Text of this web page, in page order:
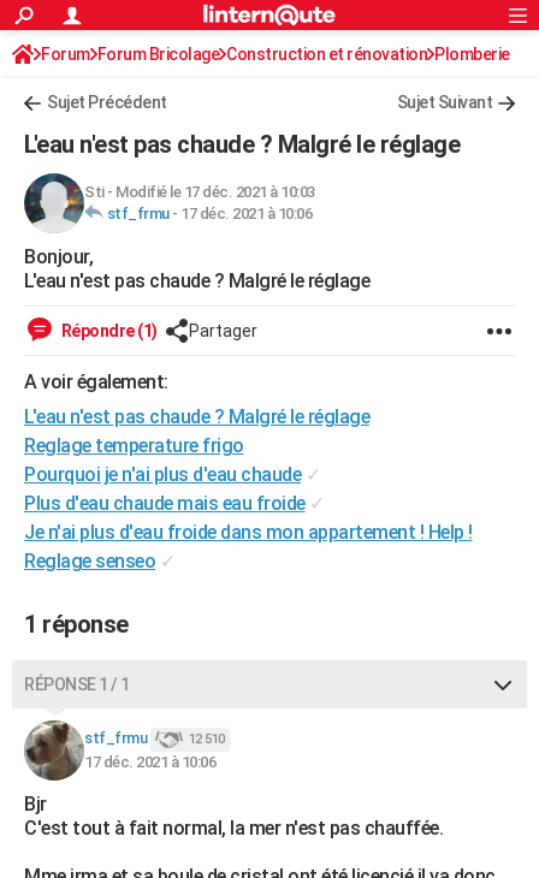
ACTUALITÉS
Politique
Société
Faits Divers
Education
Monde
Villes
+
FINANCE
Retraite
Impôts
Epargne
Immobilier
Risques naturels par ville
Banque
Assurance
Crédit
AUTO
Essais
Réserver un essai
Citadines
Berlines
SUV
Forum auto
+HIGH-TECH
Mobiles
Meilleur smartphone
Internet
Ordinateurs
Jeux vidéo
Guide high-tech
BRICOLAGE
WEEK-END
Guides de France
Escapades
Patrimoine
Expositions
Musées
Week-end nature
+LIFESTYLE
Art de vivre
Bien-être
Loisirs
ModeModes de vie
SANTE
Alimentation
Guide de la santé
Maladies
Médicaments
Sommeil
Destinations
City break
Voyage nature
Voyage de noces
Forum
Climat
PHOTO
GUIDES D'ACHAT
Carte de Noël
Carte Bonne année
Carte Saint-Valentin
Carte Pâques
Carte d'anniversaire
DICTIONNAIRE
Dictionnaire
Biographies
Citations
Expressions
Proverbes
PROGRAMME TV
Rechercher
S'inscrire
Connexion
Forum Forum Bricolage Construction et rénovation Plomberie
Sujet Précédent Sujet Suivant
L'eau n'est pas chaude ? Malgré le réglage
Sti- Modifié le 17 déc. 2021 à 10:03
stf_frmu- 17 déc. 2021 à 10:06
Bonjour,
L'eau n'est pas chaude ? Malgré le réglage
Répondre (1) Partager
A voir également:
L'eau n'est pas chaude ? Malgré le réglage
Reglage temperature frigo
Pourquoi je n'ai plus d'eau chaude ✓
Plus d'eau chaude mais eau froide ✓
Je n'ai plus d'eau froide dans mon appartement ! Help !
Reglage senseo ✓
1 réponse
RÉPONSE 1 / 1
stf_frmu 12 510
17 déc. 2021 à 10:06
Bjr
C'est tout à fait normal, la mer n'est pas chauffée.